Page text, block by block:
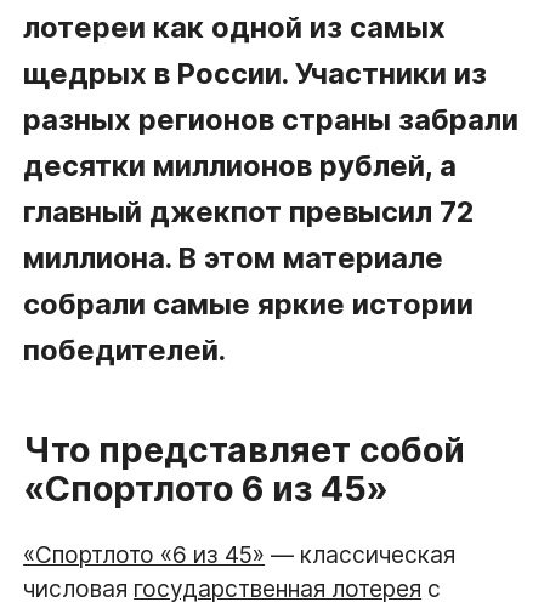
лотереи как одной из самых
щедрых в России. Участники из
разных регионов страны забрали
десятки миллионов рублей, а
главный джекпот превысил 72
миллиона. В этом материале
собрали самые яркие истории
победителей.
Что представляет собой
«Спортлото 6 из 45»
«Спортлото «6 из 45» — классическая
числовая государственная лотерея с